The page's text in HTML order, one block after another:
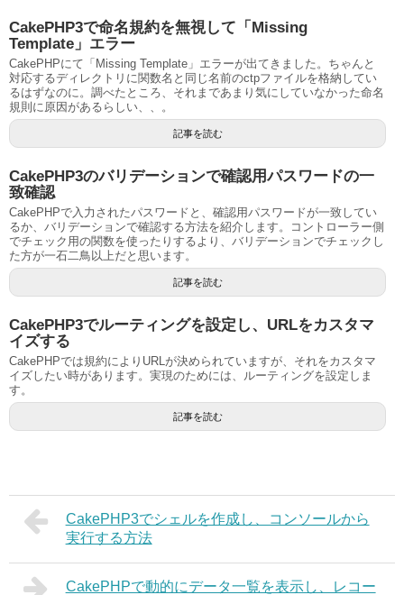
CakePHP3で命名規約を無視して「Missing
Template」エラー
CakePHPにて「Missing Template」エラーが出てきました。ちゃんと
対応するディレクトリに関数名と同じ名前のctpファイルを格納してい
るはずなのに。調べたところ、それまであまり気にしていなかった命名
規則に原因があるらしい、、。
記事を読む
CakePHP3のバリデーションで確認用パスワードの一
致確認
CakePHPで入力されたパスワードと、確認用パスワードが一致してい
るか、バリデーションで確認する方法を紹介します。コントローラー側
でチェック用の関数を使ったりするより、バリデーションでチェックし
た方が一石二鳥以上だと思います。
記事を読む
CakePHP3でルーティングを設定し、URLをカスタマ
イズする
CakePHPでは規約によりURLが決められていますが、それをカスタマ
イズしたい時があります。実現のためには、ルーティングを設定しま
す。
記事を読む
CakePHP3でシェルを作成し、コンソールから
実行する方法
CakePHPで動的にデータ一覧を表示し、レコー